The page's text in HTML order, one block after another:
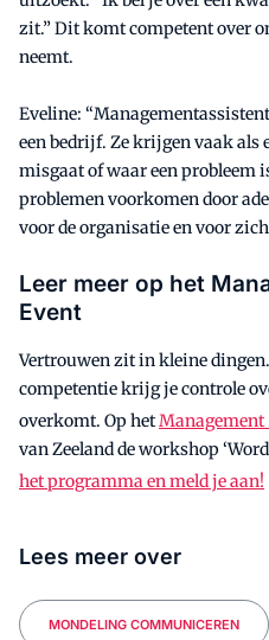
zit.” Dit komt competent over
neemt.
Eveline:
een bedrijf. Ze krijgen vaak als
misgaat of waar een probleem
problemen voorkomen door
voor de organisatie en voor
Leer meer op het
Event
Vertrouwen zit in kleine
competentie krijg je controle
overkomt. Op hetManagement
van Zeeland de workshop
het programma en meld je aan!
Lees meer over
MONDELING COMMUNICEREN